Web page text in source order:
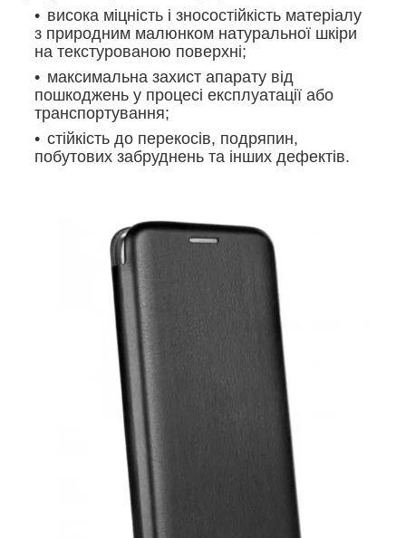
висока міцність і зносостійкість матеріалу
з природним малюнком натуральної шкіри
на текстурованою поверхні;
максимальна захист апарату від
пошкоджень у процесі експлуатації або
транспортування;
стійкість до перекосів, подряпин,
побутових забруднень та інших дефектів.